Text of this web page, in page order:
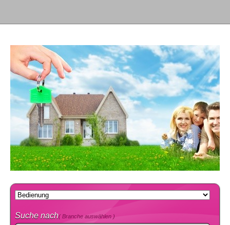
Suche nach( Branche auswählen )